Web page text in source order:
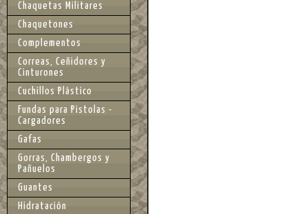
Chaquetas Militares
Chaquetones
Complementos
Correas, Ceñidores y
Cinturones
Cuchillos Plástico
Fundas para Pistolas -
Cargadores
Gafas
Gorras, Chambergos y
Pañuelos
Guantes
Hidratación